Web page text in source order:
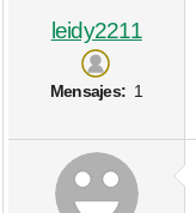
leidy2211
Mensajes: 1